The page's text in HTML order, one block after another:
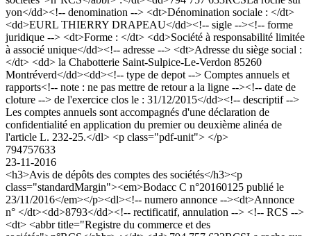
yon</dd><!-- denomination --> <dt>Dénomination sociale : </dt>
<dd>EURL THIERRY DRAPEAU</dd><!-- sigle --><!-- forme
juridique --> <dt>Forme : </dt> <dd>Société à responsabilité limitée
à associé unique</dd><!-- adresse --> <dt>Adresse du siège social :
</dt> <dd> la Chabotterie Saint-Sulpice-Le-Verdon 85260
Montréverd</dd><dd><!-- type de depot --> Comptes annuels et
rapports<!-- note : ne pas mettre de retour a la ligne --><!-- date de
cloture --> de l'exercice clos le : 31/12/2015</dd><!-- descriptif -->
Les comptes annuels sont accompagnés d'une déclaration de
confidentialité en application du premier ou deuxième alinéa de
l'article L. 232-25.</dl> <p class="pdf-unit"> </p>
794757633
23-11-2016
<h3>Avis de dépôts des comptes des sociétés</h3><p
class="standardMargin"><em>Bodacc C n°20160125 publié le
23/11/2016</em></p><dl><!-- numero annonce --><dt>Annonce
n° </dt><dd>8793</dd><!-- rectificatif, annulation --> <!-- RCS -->
<dt> <abbr title="Registre du commerce et des